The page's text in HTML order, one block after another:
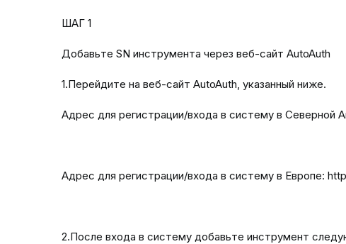
ШАГ 1
Добавьте SN инструмента через веб-сайт AutoAuth
1.Перейдите на веб-сайт AutoAuth, указанный ниже.
Адрес для регистрации/входа в систему в Северной
Адрес для регистрации/входа в систему в Европе:
2.После входа в систему добавьте инструмент